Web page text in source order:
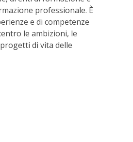
professionale. È
e di competenze
le ambizioni, le
di vita delle